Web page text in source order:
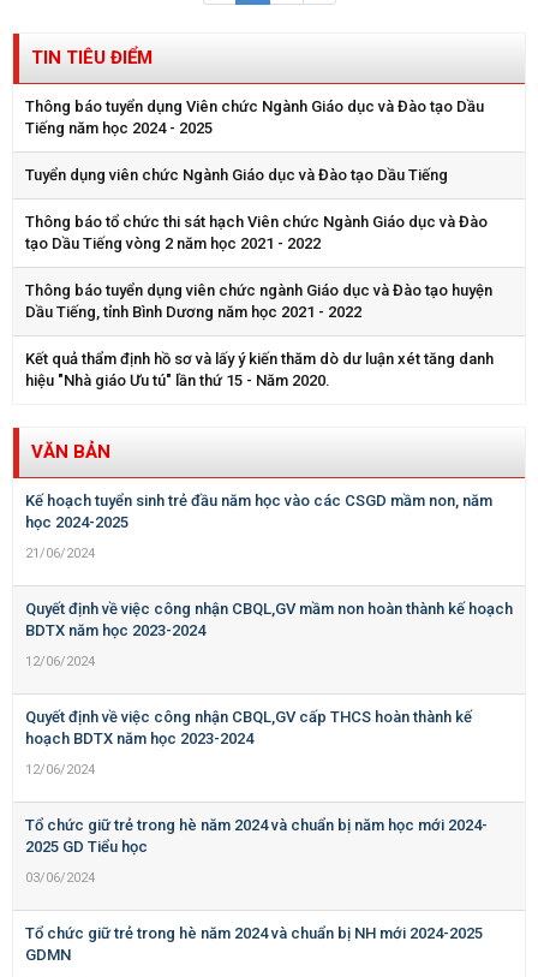
TIN TIÊU ĐIỂM
Thông báo tuyển dụng Viên chức Ngành Giáo dục và Đào tạo Dầu
Tiếng năm học 2024 - 2025
Tuyển dụng viên chức Ngành Giáo dục và Đào tạo Dầu Tiếng
Thông báo tổ chức thi sát hạch Viên chức Ngành Giáo dục và Đào
tạo Dầu Tiếng vòng 2 năm học 2021 - 2022
Thông báo tuyển dụng viên chức ngành Giáo dục và Đào tạo huyện
Dầu Tiếng, tỉnh Bình Dương năm học 2021 - 2022
Kết quả thẩm định hồ sơ và lấy ý kiến thăm dò dư luận xét tăng danh
hiệu "Nhà giáo Ưu tú" lần thứ 15 - Năm 2020.
VĂN BẢN
Kế hoạch tuyển sinh trẻ đầu năm học vào các CSGD mầm non, năm
học 2024-2025
21/06/2024
Quyết định về việc công nhận CBQL,GV mầm non hoàn thành kế hoạch
BDTX năm học 2023-2024
12/06/2024
Quyết định về việc công nhận CBQL,GV cấp THCS hoàn thành kế
hoạch BDTX năm học 2023-2024
12/06/2024
Tổ chức giữ trẻ trong hè năm 2024 và chuẩn bị năm học mới 2024-
2025 GD Tiểu học
03/06/2024
Tổ chức giữ trẻ trong hè năm 2024 và chuẩn bị NH mới 2024-2025
GDMN